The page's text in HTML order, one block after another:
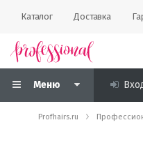
Каталог Доставка
Меню
Profhairs.ru